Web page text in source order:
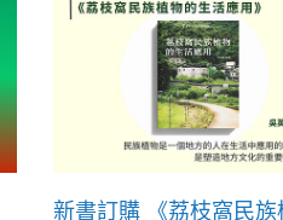
新書訂購 《荔枝窩民族